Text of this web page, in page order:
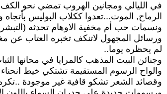
في الليالي ومجانين الهروب تمضي نحو الكف
الرماح, الموت...تعدوا ككلاب البوليس بأتجاه
ونسمات حب أم مخفية الاوهام تحدثه
ورسائل المجهول لاتنكف تخبره العتاب عن
لم يحظره يوما..
وجنائن البيت المذهب كالمرايا في محانها
والواح الرسوم المستقيمة تشتكي خيط انحناء
وقصائد الشعر تشكو قافية غير موجودة